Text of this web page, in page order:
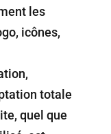
les
icônes,
totale
quel que